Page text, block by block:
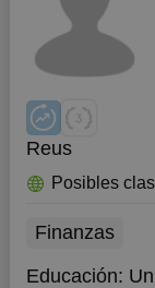
Reus
Posibles
Finanzas
Educación: